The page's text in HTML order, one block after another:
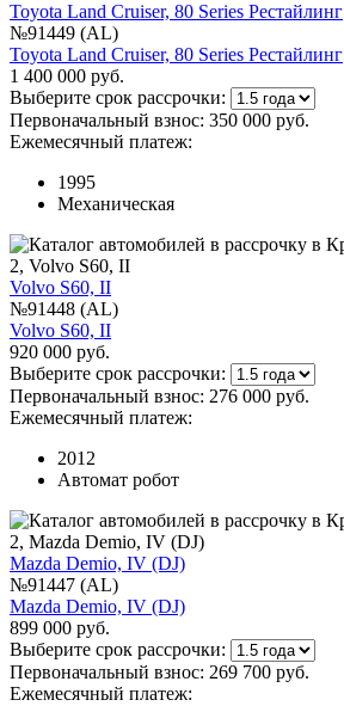
Toyota Land Cruiser, 80 Series Рестайлинг
№91449 (AL)
Toyota Land Cruiser, 80 Series Рестайлинг
1 400 000 руб.
Выберите срок рассрочки:
Первоначальный взнос: 350 000 руб.
Ежемесячный платеж:
1995
Механическая
Volvo S60, II
№91448 (AL)
Volvo S60, II
920 000 руб.
Выберите срок рассрочки:
Первоначальный взнос: 276 000 руб.
Ежемесячный платеж:
2012
Автомат робот
Mazda Demio, IV (DJ)
№91447 (AL)
Mazda Demio, IV (DJ)
899 000 руб.
Выберите срок рассрочки:
Первоначальный взнос: 269 700 руб.
Ежемесячный платеж: